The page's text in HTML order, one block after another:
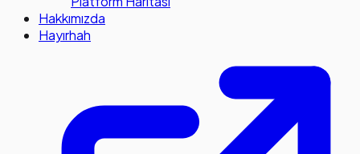
Hakkımızda
Hayırhah